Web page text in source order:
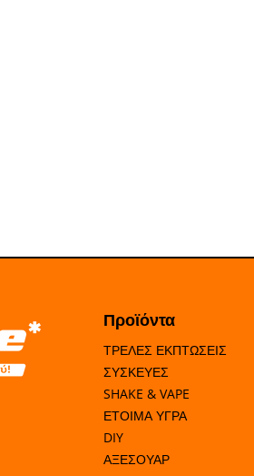
Προϊόντα
ΤΡΕΛΕΣ ΕΚΠΤΩΣΕΙΣ
ΣΥΣΚΕΥΕΣ
SHAKE & VAPE
ΕΤΟΙΜΑ ΥΓΡΑ
DIY
ΑΞΕΣΟΥΑΡ